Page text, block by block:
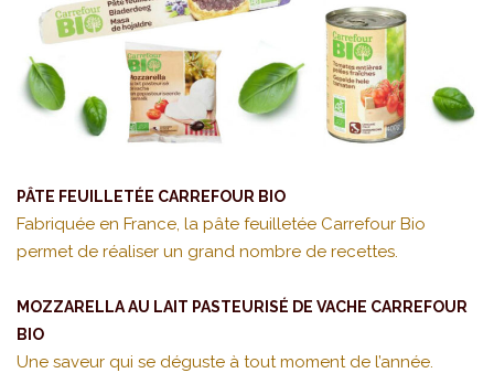
PÂTE FEUILLETÉE CARREFOUR BIO
Fabriquée en France, la pâte feuilletée Carrefour Bio
permet de réaliser un grand nombre de recettes.
MOZZARELLA AU LAIT PASTEURISÉ DE VACHE CARREFOUR
BIO
Une saveur qui se déguste à tout moment de l’année.